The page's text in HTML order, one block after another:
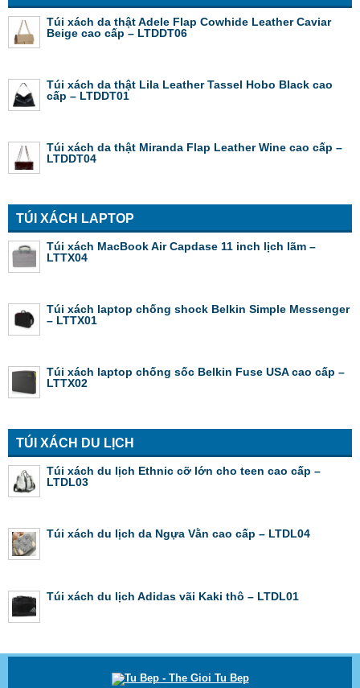
Túi xách da thật Adele Flap Cowhide Leather Caviar
Beige cao cấp – LTDDT06
Túi xách da thật Lila Leather Tassel Hobo Black cao
cấp – LTDDT01
Túi xách da thật Miranda Flap Leather Wine cao cấp –
LTDDT04
TÚI XÁCH LAPTOP
Túi xách MacBook Air Capdase 11 inch lịch lãm –
LTTX04
Túi xách laptop chống shock Belkin Simple Messenger
– LTTX01
Túi xách laptop chống sốc Belkin Fuse USA cao cấp –
LTTX02
TÚI XÁCH DU LỊCH
Túi xách du lịch Ethnic cỡ lớn cho teen cao cấp –
LTDL03
Túi xách du lịch da Ngựa Vằn cao cấp – LTDL04
Túi xách du lịch Adidas vãi Kaki thô – LTDL01